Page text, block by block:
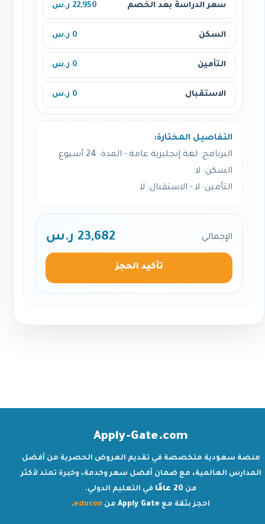
سعر الدراسة بعد الخصم 22,950 ر.س
السكن 0 ر.س
التأمين 0 ر.س
الاستقبال 0 ر.س
التفاصيل المختارة:
البرنامج: لغة إنجليزية عامة - المدة: 24 أسبوع
السكن: لا
التأمين: لا - الاستقبال: لا
الإجمالي 23,682 ر.س
تأكيد الحجز
Apply-Gate.com
منصة سعودية متخصصة في تقديم العروض الحصرية من أفضل
المدارس العالمية، مع ضمان أفضل سعر وخدمة، وخبرة تمتد لأكثر
من 20 عامًا
في التعليم الدولي.
احجز بثقة مع Apply Gate من educon
.